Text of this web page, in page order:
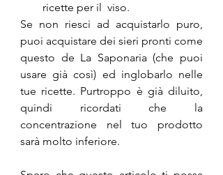
ricette per il  viso.
Se non riesci ad acquistarlo puro,
puoi acquistare dei sieri pronti come
questo de La Saponaria (che puoi
usare già così) ed inglobarlo nelle
tue ricette. Purtroppo è già diluito,
quindi ricordati che la
concentrazione nel tuo prodotto
sarà molto inferiore.